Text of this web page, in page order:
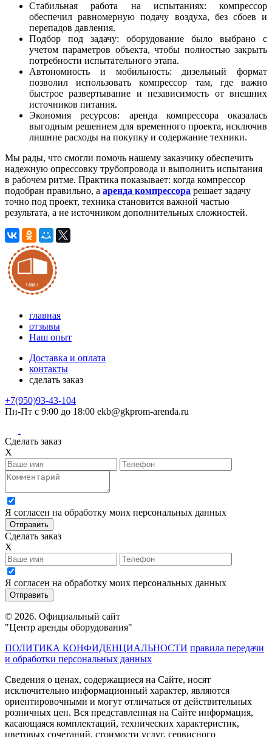
Стабильная работа на испытаниях: компрессор
обеспечил равномерную подачу воздуха, без сбоев и
перепадов давления.
Подбор под задачу: оборудование было выбрано с
учетом параметров объекта, чтобы полностью закрыть
потребности испытательного этапа.
Автономность и мобильность: дизельный формат
позволил использовать компрессор там, где важно
быстрое развертывание и независимость от внешних
источников питания.
Экономия ресурсов: аренда компрессора оказалась
выгодным решением для временного проекта, исключив
лишние расходы на покупку и содержание техники.
Мы рады, что смогли помочь нашему заказчику обеспечить
надежную опрессовку трубопровода и выполнить испытания
в рабочем ритме. Практика показывает: когда компрессор
подобран правильно, а аренда компрессора решает задачу
точно под проект, техника становится важной частью
результата, а не источником дополнительных сложностей.
главная
отзывы
Наш опыт
Доставка и оплата
контакты
сделать заказ
+7(950)93-43-104
Пн-Пт с 9:00 до 18:00 ekb@gkprom-arenda.ru
Сделать заказ
X
Я согласен на обработку моих персональных данных
Сделать заказ
X
Я согласен на обработку моих персональных данных
© 2026. Официальный сайт
"Центр аренды оборудования"
ПОЛИТИКА КОНФИДЕНЦИАЛЬНОСТИ правила передачи
и обработки персональных данных
Сведения о ценах, содержащиеся на Сайте, носят
исключительно информационный характер, являются
ориентировочными и могут отличаться от действительных
розничных цен. Вся представленная на Сайте информация,
касающаяся комплектаций, технических характеристик,
цветовых сочетаний, стоимости услуг, сервисного